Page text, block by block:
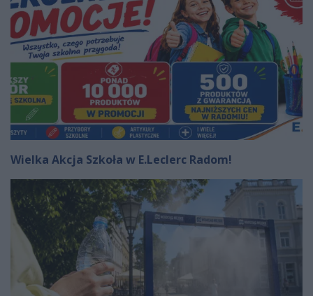
Wielka Akcja Szkoła w E.Leclerc Radom!